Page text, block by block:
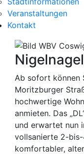
Veranstaltungen
Kontakt
Ab sofort können
Moritzburger
hochwertige
anmieten. Das
und erwartet nun
vollsanierte 2-
komfortabler,